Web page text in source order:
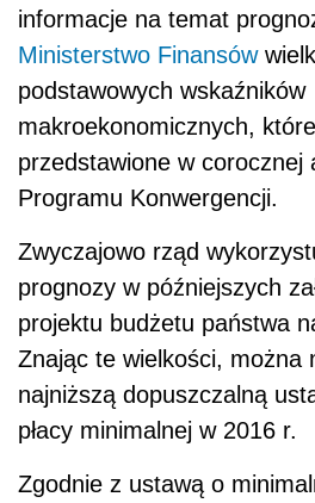
informacje na temat
Ministerstwo Finansów
podstawowych wskaźników
makroekonomicznych,
przedstawione w corocznej
Programu Konwergencji.
Zwyczajowo rząd
prognozy w późniejszych
projektu budżetu państwa
Znając te wielkości, można
najniższą dopuszczalną
płacy minimalnej w 2016 r.
Zgodnie z ustawą o